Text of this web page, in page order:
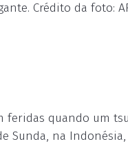
Crédito da foto:
feridas quando um
Sunda, na